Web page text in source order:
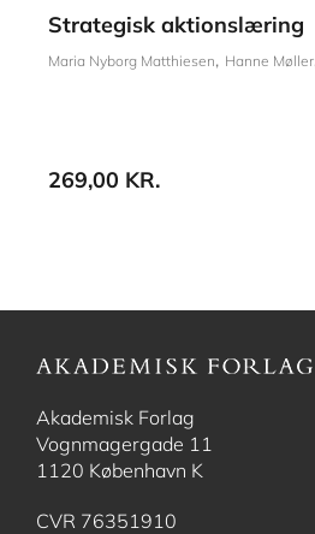
Strategisk aktionslæring
Maria Nyborg Matthiesen Hanne Møller
269,00 KR.
Akademisk Forlag
Vognmagergade 11
1120 København K
CVR 76351910